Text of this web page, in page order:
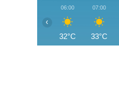
06:00
32°C
07:00
33°C
‹